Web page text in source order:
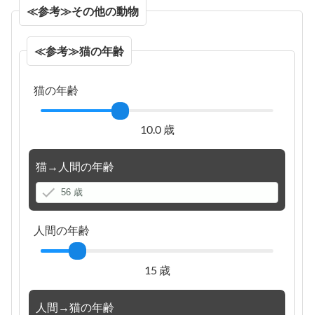
≪参考≫その他の動物
≪参考≫猫の年齢
猫の年齢
10.0 歳
猫→人間の年齢
人間の年齢
15 歳
人間→猫の年齢